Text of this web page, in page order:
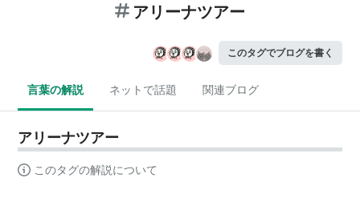
アリーナツアー
このタグでブログを書く
言葉の解説 ネットで話題 関連ブログ
アリーナツアー
このタグの解説について